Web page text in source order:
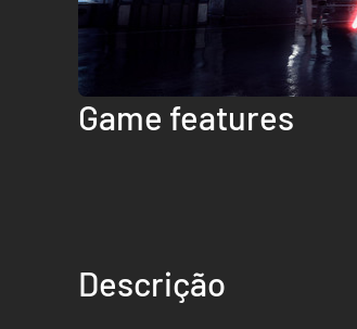
Game features
Descrição